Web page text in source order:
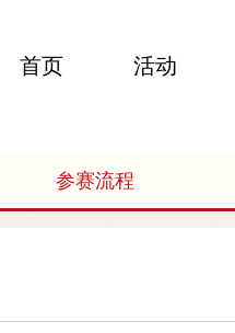
首页 活动
参赛流程